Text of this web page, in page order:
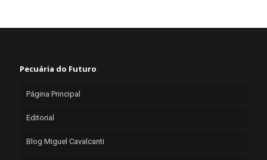
Pecuária do Futuro
Página Principal
Editorial
Blog Miguel Cavalcanti